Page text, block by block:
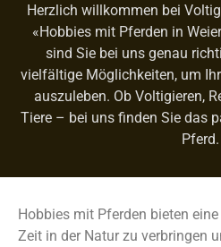
Herzlich willkommen bei
«Hobbies mit Pferden in
sind Sie bei uns genau
vielfältige Möglichkeiten, um
auszuleben. Ob Voltigieren,
Tiere – bei uns finden Sie das
Pferd.
Hobbies mit Pferden bieten
Zeit in der Natur zu verbringen